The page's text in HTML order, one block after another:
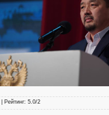
Рейтинг: 5.0/2